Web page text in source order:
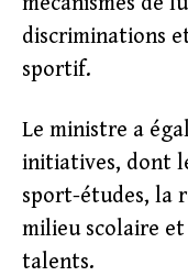
discriminations
sportif.
Le ministre a
initiatives, dont
sport-études, la
milieu scolaire
talents.